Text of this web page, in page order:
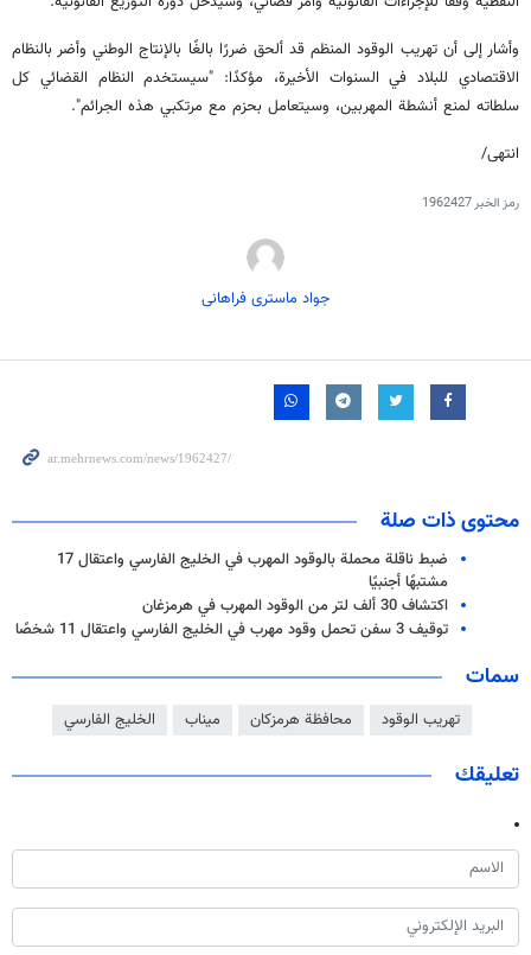
وأشار إلى أن تهريب الوقود المنظم قد ألحق ضررًا بالغًا بالإنتاج الوطني وأضر بالنظام
الاقتصادي للبلاد في السنوات الأخيرة، مؤكدًا: "سيستخدم النظام القضائي كل
سلطاته لمنع أنشطة المهربين، وسيتعامل بحزم مع مرتكبي هذه الجرائم".
انتهى/
رمز الخبر1962427
جواد ماستری فراهانی
محتوى ذات صلة
ضبط ناقلة محملة بالوقود المهرب في الخليج الفارسي واعتقال 17
مشتبهًا أجنبيًا
اكتشاف 30 ألف لتر من الوقود المهرب في هرمزغان
توقيف 3 سفن تحمل وقود مهرب في الخليج الفارسي واعتقال 11 شخصًا
سمات
تهريب الوقود محافظة هرمزكان ميناب الخليج الفارسي
تعليقك